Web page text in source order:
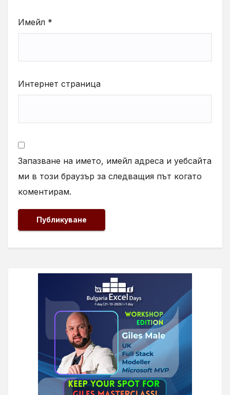
Имейл *
Интернет страница
Запазване на името, имейл адреса и уебсайта
ми в този браузър за следващия път когато
коментирам.